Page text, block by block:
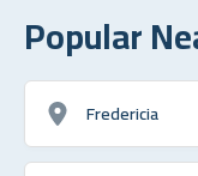
Popular
Fredericia